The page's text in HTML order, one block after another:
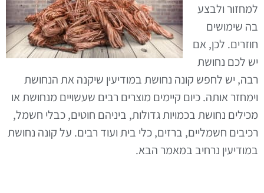
למחזור ולבצע
בה שימושים
חוזרים. לכן, אם
יש לכם נחושת
רבה, יש לחפש קונה נחושת במודיעין שיקנה את הנחושת
וימחזר אותה. כיום קיימים מוצרים רבים שעשויים מנחושת או
מכילים נחושת בכמויות גדולות, ביניהם חוטים, כבלי חשמל,
רכיבים חשמליים, ברזים, כלי בית ועוד רבים. על קונה נחושת
במודיעין נרחיב במאמר הבא.